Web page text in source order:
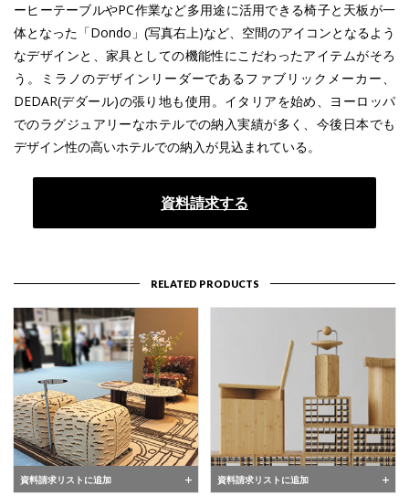
ーヒーテーブルやPC作業など多用途に活用できる椅子と天板が一
体となった「Dondo」(写真右上)など、空間のアイコンとなるよう
なデザインと、家具としての機能性にこだわったアイテムがそろ
う。ミラノのデザインリーダーであるファブリックメーカー、
DEDAR(デダール)の張り地も使用。イタリアを始め、ヨーロッパ
でのラグジュアリーなホテルでの納入実績が多く、今後日本でも
デザイン性の高いホテルでの納入が見込まれている。
資料請求する
RELATED PRODUCTS
資料請求リストに追加 資料請求リストに追加